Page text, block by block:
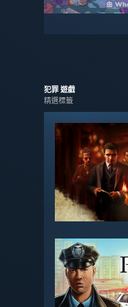
犯罪 遊戲
精選標籤